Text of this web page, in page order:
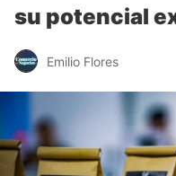
su potencial
Emilio Flores